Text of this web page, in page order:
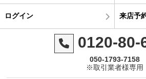
ログイン 来店予
0120-80-
050-1793-7158
※取引業者様専用